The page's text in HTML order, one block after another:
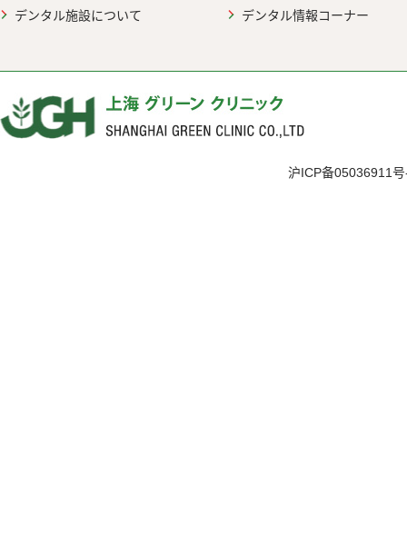
デンタル施設について デンタル情報コーナー
沪ICP备05036911